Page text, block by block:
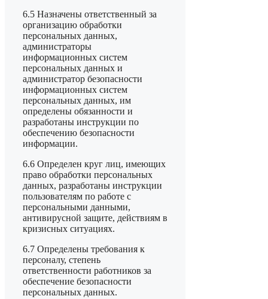
6.5 Назначены ответственный за
организацию обработки
персональных данных,
администраторы
информационных систем
персональных данных и
администратор безопасности
информационных систем
персональных данных, им
определены обязанности и
разработаны инструкции по
обеспечению безопасности
информации.
6.6 Определен круг лиц, имеющих
право обработки персональных
данных, разработаны инструкции
пользователям по работе с
персональными данными,
антивирусной защите, действиям в
кризисных ситуациях.
6.7 Определены требования к
персоналу, степень
ответственности работников за
обеспечение безопасности
персональных данных.